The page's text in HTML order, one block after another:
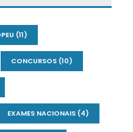
(11)
CONCURSOS (10)
EXAMES NACIONAIS (4)